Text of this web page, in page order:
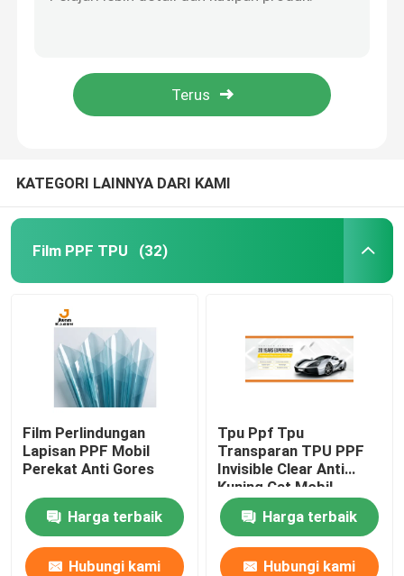
Film Perlindungan Cat TPU
Kaca Film Anti Pecah
Rol Film PPF
Bungkus Mobil PPF
Film Perubahan Warna Mobil
Film Pembungkus Mobil
Film Warna Lampu Depan
KATEGORI LAINNYA DARI KAMI
Film PPF TPU (32)
Film Perlindungan
Lapisan PPF Mobil
Perekat Anti Gores
Harga terbaik
Hubungi kami
Tpu Ppf Tpu
Transparan TPU PPF
Invisible Clear Anti
Kuning Cat Mobil
Perlindungan Film Anti
Kotor Auto Diperbaiki
Bungkus Film
Harga terbaik
Hubungi kami